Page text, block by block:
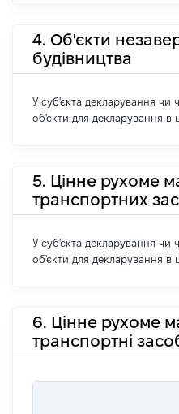
4. Об'єкти
будівництва
У суб'єкта декларування чи
об'єкти для декларування в
5. Цінне рухоме
транспортних
У суб'єкта декларування чи
об'єкти для декларування в
6. Цінне рухоме
транспортні